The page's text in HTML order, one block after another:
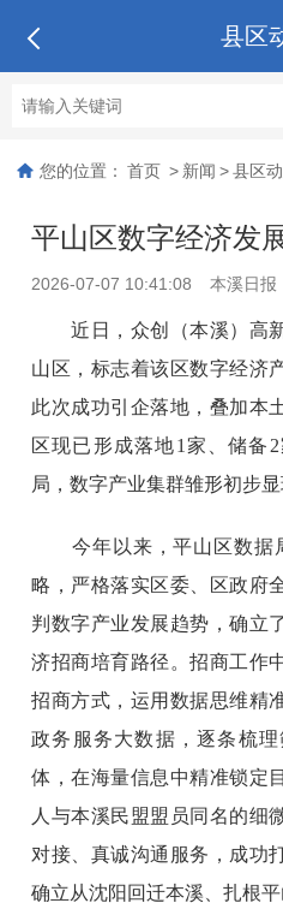
县区
您的位置： 首页 > 新闻 > 县区
平山区数字经济发
2026-07-07 10:41:08 本溪日报
近日，众创（本溪）高新
山区，标志着该区数字经济
此次成功引企落地，叠加本
区现已形成落地1家、储备
局，数字产业集群雏形初步显
今年以来，平山区数据
略，严格落实区委、区政府
判数字产业发展趋势，确立
济招商培育路径。招商工作
招商方式，运用数据思维精
政务服务大数据，逐条梳
体，在海量信息中精准锁定
人与本溪民盟盟员同名的细
对接、真诚沟通服务，成功
确立从沈阳回迁本溪、扎根平